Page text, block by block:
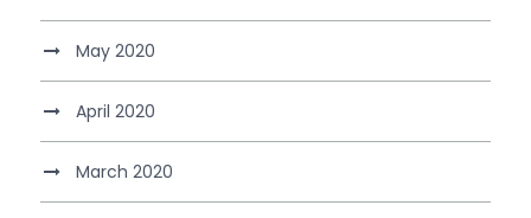
May 2020
April 2020
March 2020